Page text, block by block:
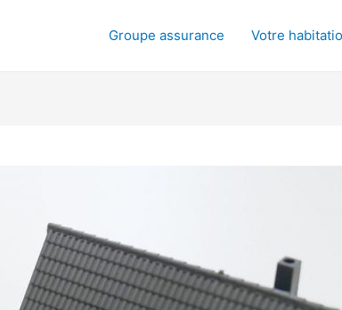
Groupe assurance Votre